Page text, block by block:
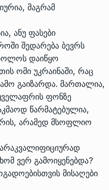
მაგრამ
ანუ ფასები
შედარება ბევრს
დაიწყო
ომი უკრაინაში, რაც
გაიზარდა. მართალია,
ფონზე
წარმატებულია,
არამედ მსოფლიო
არაკვალიფიციურად
ვერ გამოიყენებდა?
მისაღები